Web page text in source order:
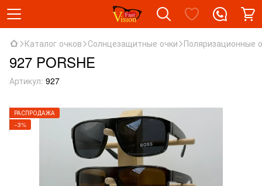
Каталог очков Солнцезащитные очки Поляризационные
927 PORSHE
Артикул: 927
РАСПРОДАЖА
−3%